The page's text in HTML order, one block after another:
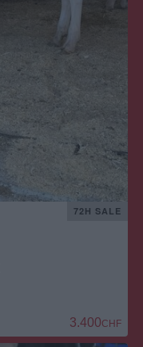
72H SALE
3.400,00